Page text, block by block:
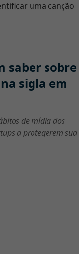
uma canção
saber sobre
sigla em
de mídia dos
a protegerem sua